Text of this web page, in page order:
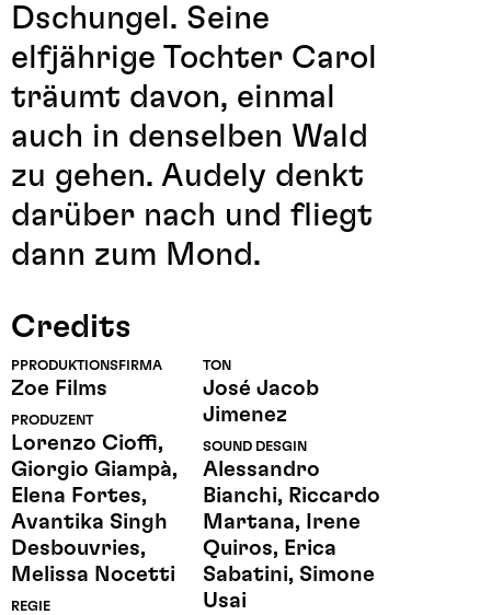
Dschungel. Seine
elfjährige Tochter Carol
träumt davon, einmal
auch in denselben Wald
zu gehen. Audely denkt
darüber nach und fliegt
dann zum Mond.
Credits
PPRODUKTIONSFIRMA
Zoe Films
PRODUZENT
Lorenzo Cioffi,
Giorgio Giampà,
Elena Fortes,
Avantika Singh
Desbouvries,
Melissa Nocetti
REGIE
TON
José Jacob
Jimenez
SOUND DESGIN
Alessandro
Bianchi, Riccardo
Martana, Irene
Quiros, Erica
Sabatini, Simone
Usai